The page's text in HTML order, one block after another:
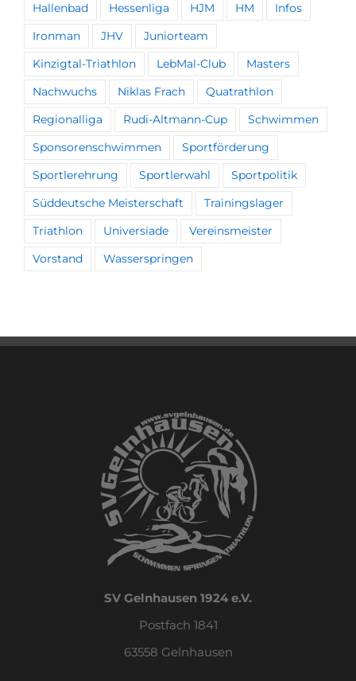
Hallenbad Hessenliga HJM HM Infos
Ironman JHV Juniorteam
Kinzigtal-Triathlon LebMal-Club Masters
Nachwuchs Niklas Frach Quatrathlon
Regionalliga Rudi-Altmann-Cup Schwimmen
Sponsorenschwimmen Sportförderung
Sportlerehrung Sportlerwahl Sportpolitik
Süddeutsche Meisterschaft Trainingslager
Triathlon Universiade Vereinsmeister
Vorstand Wasserspringen
SV Gelnhausen 1924 e.V.
Postfach 1841
63558 Gelnhausen